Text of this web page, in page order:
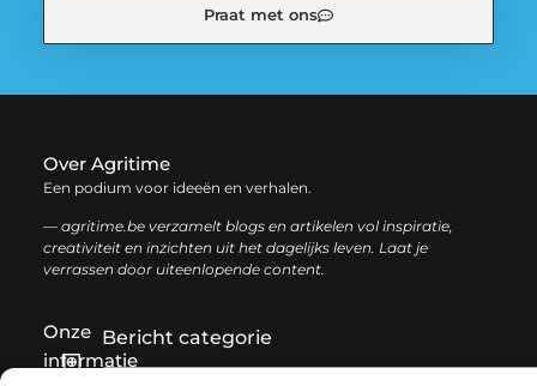
Praat met ons
Over Agritime
Een podium voor ideeën en verhalen.
— agritime.be verzamelt blogs en artikelen vol inspiratie,
creativiteit en inzichten uit het dagelijks leven. Laat je
verrassen door uiteenlopende content.
Onze
informatie
Bericht categorie